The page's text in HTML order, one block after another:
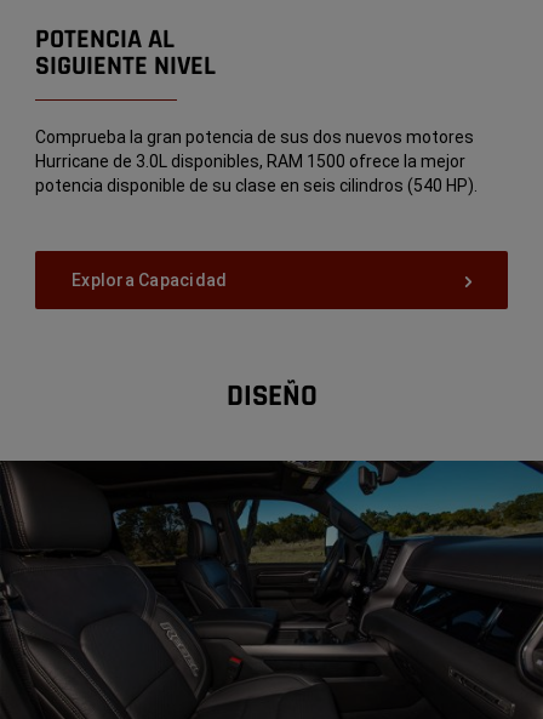
POTENCIA AL
SIGUIENTE NIVEL
Comprueba la gran potencia de sus dos nuevos motores
Hurricane de 3.0L disponibles, RAM 1500 ofrece la mejor
potencia disponible de su clase en seis cilindros (540 HP).
Explora Capacidad
DISEÑO